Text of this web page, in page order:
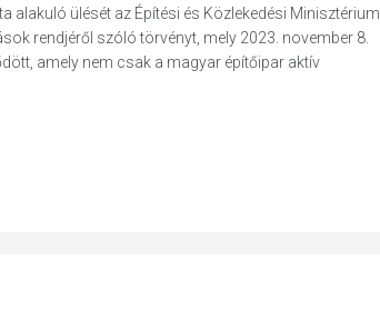
alakuló ülését az Építési és Közlekedési Minisztérium
rendjéről szóló törvényt, mely 2023. november 8.
amely nem csak a magyar építőipar aktív